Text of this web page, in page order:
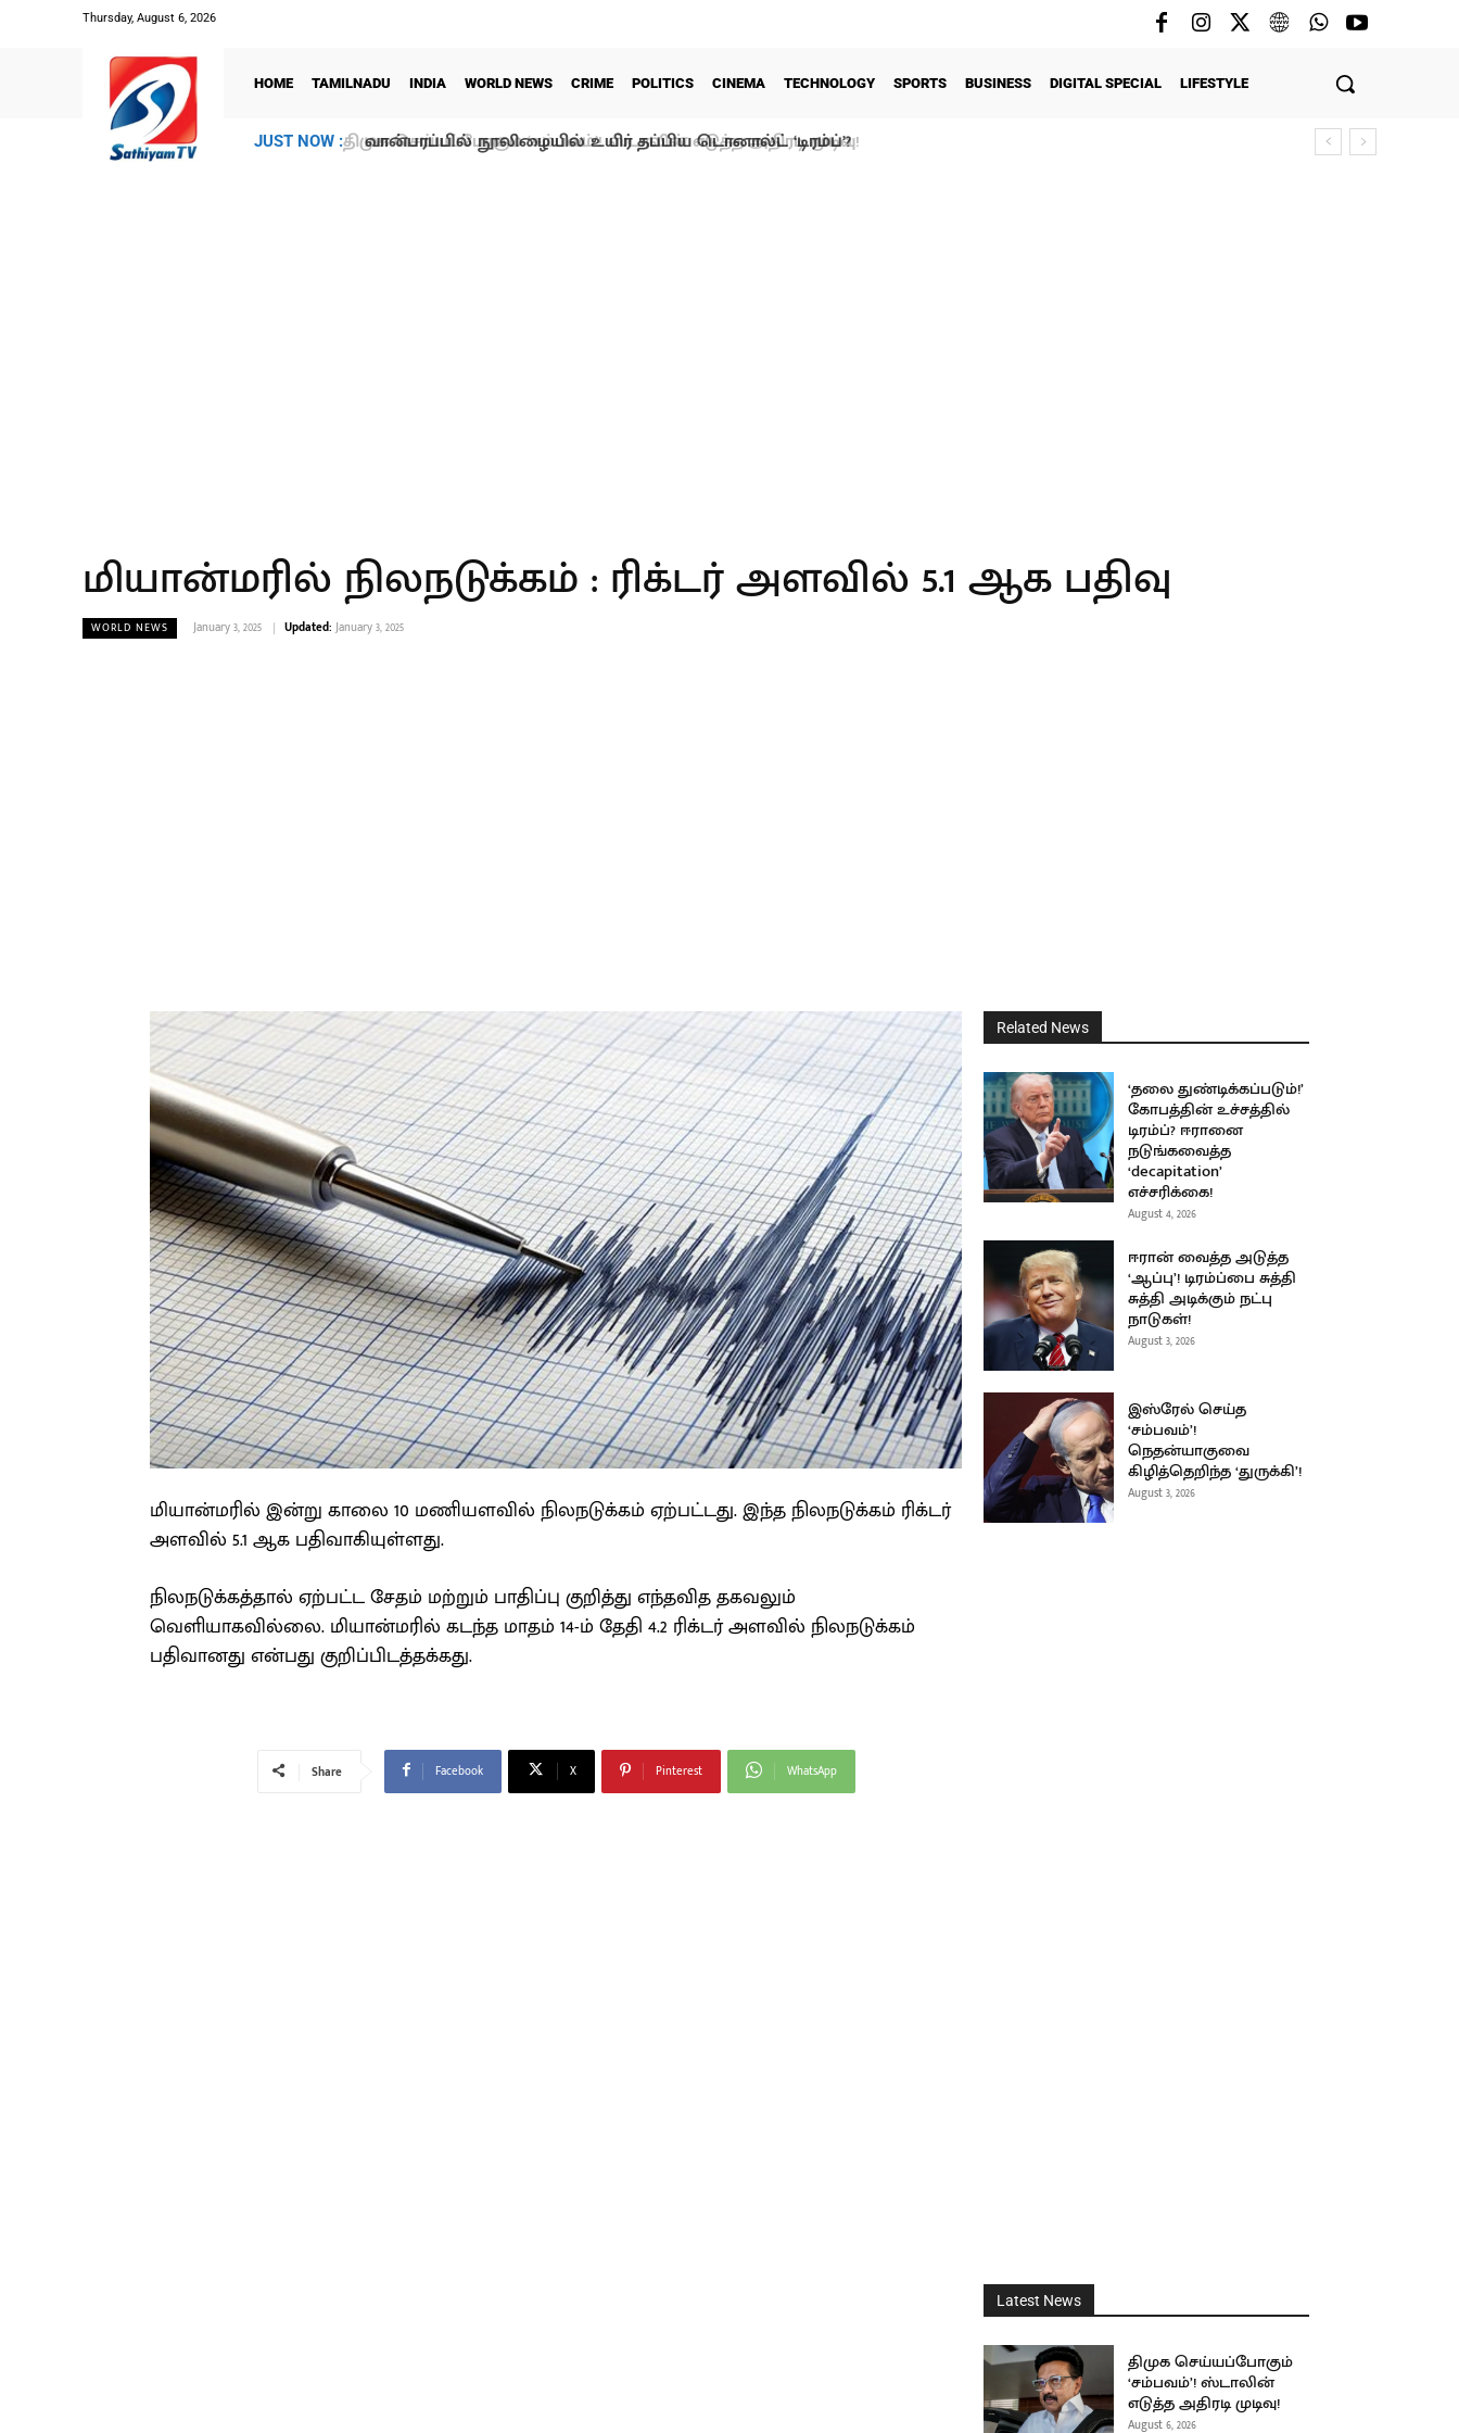
Thursday, August 6, 2026
HOME TAMILNADU INDIA WORLD NEWS CRIME POLITICS CINEMA TECHNOLOGY SPORTS BUSINESS DIGITAL SPECIAL LIFESTYLE
JUST NOW : வான்பரப்பில் நூலிழையில் உயிர் தப்பிய டொனால்ட் ‘டிரம்ப்’?
மியான்மரில் நிலநடுக்கம் : ரிக்டர் அளவில் 5.1 ஆக பதிவு
WORLD NEWS January 3, 2025 Updated: January 3, 2025
மியான்மரில் இன்று காலை 10 மணியளவில் நிலநடுக்கம் ஏற்பட்டது. இந்த நிலநடுக்கம் ரிக்டர்
அளவில் 5.1 ஆக பதிவாகியுள்ளது.
நிலநடுக்கத்தால் ஏற்பட்ட சேதம் மற்றும் பாதிப்பு குறித்து எந்தவித தகவலும்
வெளியாகவில்லை. மியான்மரில் கடந்த மாதம் 14-ம் தேதி 4.2 ரிக்டர் அளவில் நிலநடுக்கம்
பதிவானது என்பது குறிப்பிடத்தக்கது.
Share Facebook X Pinterest WhatsApp
Related News
‘தலை துண்டிக்கப்படும்!’
கோபத்தின் உச்சத்தில்
டிரம்ப்? ஈரானை
நடுங்கவைத்த
‘decapitation’
எச்சரிக்கை!
August 4, 2026
ஈரான் வைத்த அடுத்த
‘ஆப்பு’! டிரம்ப்பை சுத்தி
சுத்தி அடிக்கும் நட்பு
நாடுகள்!
August 3, 2026
இஸ்ரேல் செய்த
‘சம்பவம்’!
நெதன்யாகுவை
கிழித்தெறிந்த ‘துருக்கி’!
August 3, 2026
Latest News
திமுக செய்யப்போகும்
‘சம்பவம்’! ஸ்டாலின்
எடுத்த அதிரடி முடிவு!
August 6, 2026